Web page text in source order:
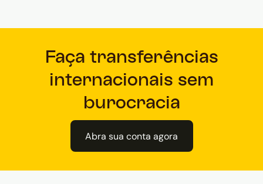
Faça transferências
internacionais sem
burocracia
Abra sua conta agora